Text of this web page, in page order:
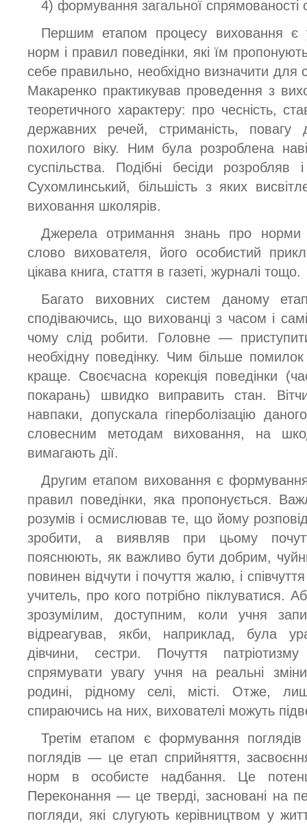
4) формування загальної спрямованості
Першим етапом процесу виховання є
норм і правил поведінки, які їм
себе правильно, необхідно визначити для
Макаренко практикував проведення з
теоретичного характеру: про чесність,
державних речей, стриманість,
похилого віку. Ним була розроблена
суспільства. Подібні бесіди
Сухомлинський, більшість з яких
виховання школярів.
Джерела отримання знань про норми
слово вихователя, його особистий
цікава книга, стаття в газеті, журналі тощо.
Багато виховних систем даному
сподіваючись, що вихованці з часом і
чому слід робити. Головне —
необхідну поведінку. Чим більше
краще. Своєчасна корекція поведінки
покарань) швидко виправить стан.
навпаки, допускала гіперболізацію
словесним методам виховання, на
вимагають дії.
Другим етапом виховання є
правил поведінки, яка пропонується.
розумів і осмислював те, що йому
зробити, а виявляв при цьому
пояснюють, як важливо бути добрим,
повинен відчути і почуття жалю, і
учитель, про кого потрібно піклуватися.
зрозумілим, доступним, коли учня
відреагував, якби, наприклад, була
дівчини, сестри. Почуття
спрямувати увагу учня на реальні
родині, рідному селі, місті. Отже,
спираючись на них, вихователі можуть
Третім етапом є формування
поглядів — це етап сприйняття,
норм в особисте надбання. Це
Переконання — це тверді, засновані на
погляди, які слугують керівництвом у